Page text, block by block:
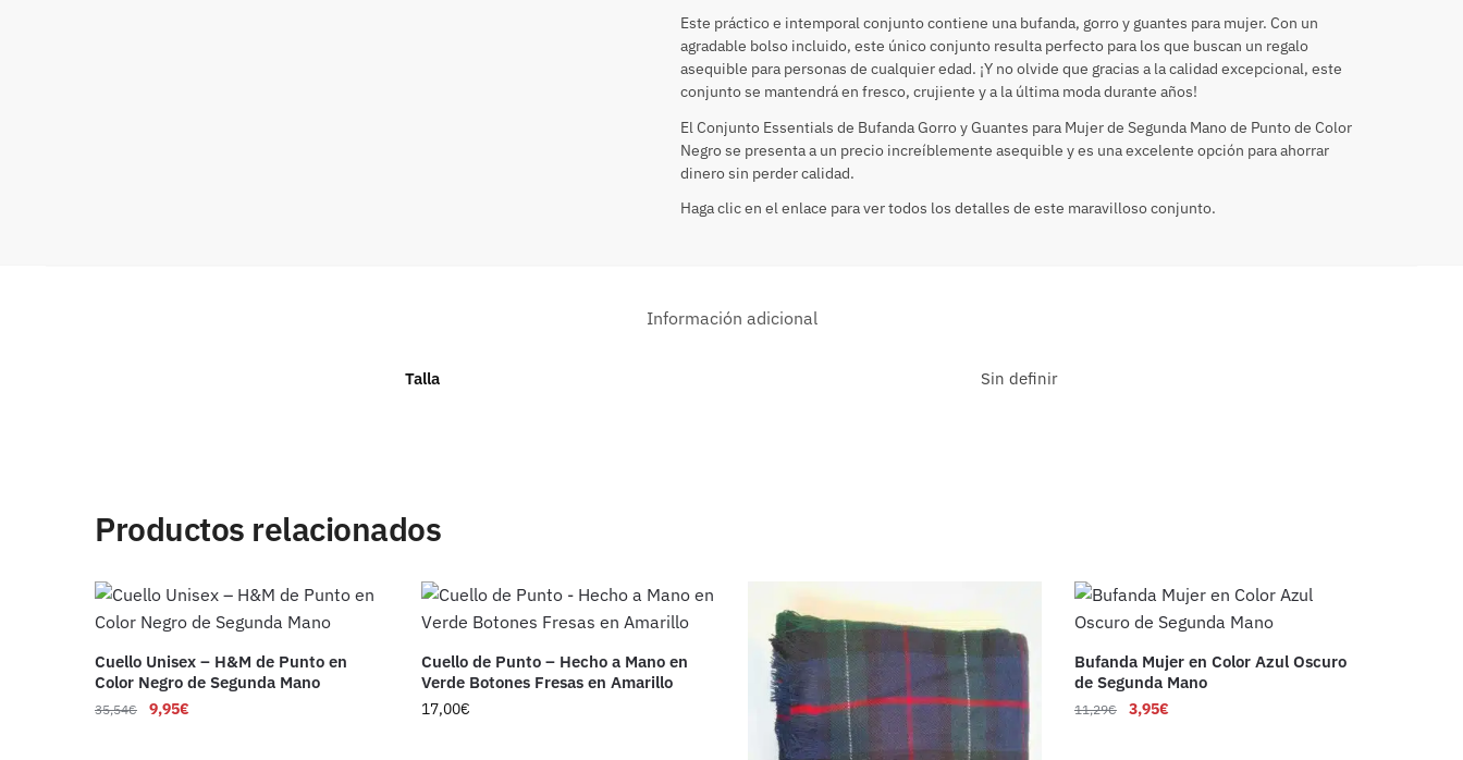
Este práctico e intemporal conjunto contiene una bufanda, gorro y guantes para mujer. Con un
agradable bolso incluido, este único conjunto resulta perfecto para los que buscan un regalo
asequible para personas de cualquier edad. ¡Y no olvide que gracias a la calidad excepcional, este
conjunto se mantendrá en fresco, crujiente y a la última moda durante años!
El Conjunto Essentials de Bufanda Gorro y Guantes para Mujer de Segunda Mano de Punto de Color
Negro se presenta a un precio increíblemente asequible y es una excelente opción para ahorrar
dinero sin perder calidad.
Haga clic en el enlace para ver todos los detalles de este maravilloso conjunto.
Información adicional
Talla Sin definir
Productos relacionados
Cuello Unisex – H&M de Punto en
Color Negro de Segunda Mano
35,54€ 9,95€
Cuello de Punto – Hecho a Mano en
Verde Botones Fresas en Amarillo
17,00€
Bufanda Mujer en Color Azul Oscuro
de Segunda Mano
11,29€ 3,95€